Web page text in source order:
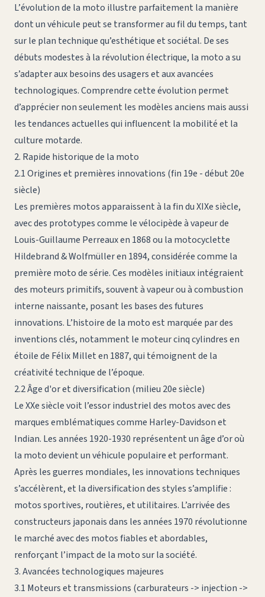
L’évolution de la moto illustre parfaitement la manière
dont un véhicule peut se transformer au fil du temps, tant
sur le plan technique qu’esthétique et sociétal. De ses
débuts modestes à la révolution électrique, la moto a su
s’adapter aux besoins des usagers et aux avancées
technologiques. Comprendre cette évolution permet
d’apprécier non seulement les modèles anciens mais aussi
les tendances actuelles qui influencent la mobilité et la
culture motarde.
2. Rapide historique de la moto
2.1 Origines et premières innovations (fin 19e - début 20e
siècle)
Les premières motos apparaissent à la fin du XIXe siècle,
avec des prototypes comme le vélocipède à vapeur de
Louis-Guillaume Perreaux en 1868 ou la motocyclette
Hildebrand & Wolfmüller en 1894, considérée comme la
première moto de série. Ces modèles initiaux intégraient
des moteurs primitifs, souvent à vapeur ou à combustion
interne naissante, posant les bases des futures
innovations. L’histoire de la motoest marquée par des
inventions clés, notamment le moteur cinq cylindres en
étoile de Félix Millet en 1887, qui témoignent de la
créativité technique de l’époque.
2.2 Âge d'or et diversification (milieu 20e siècle)
Le XXe siècle voit l’essor industriel des motos avec des
marques emblématiques comme Harley-Davidson et
Indian. Les années 1920-1930 représentent un âge d’or où
la moto devient un véhicule populaire et performant.
Après les guerres mondiales, les innovations techniques
s’accélèrent, et la diversification des styles s’amplifie :
motos sportives, routières, et utilitaires. L’arrivée des
constructeurs japonais dans les années 1970 révolutionne
le marché avec des motos fiables et abordables,
renforçant l’impact de la moto sur la société.
3. Avancées technologiques majeures
3.1 Moteurs et transmissions (carburateurs -> injection ->